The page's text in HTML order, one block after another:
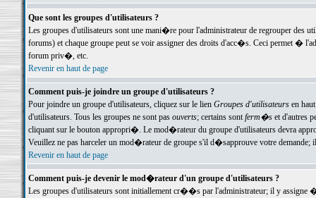
Que sont les groupes d'utilisateurs ?
Les groupes d'utilisateurs sont une mani�re pour l'administrateur de regrouper des
forums) et chaque groupe peut se voir assigner des droits d'acc�s. Ceci permet
forum priv�, etc.
Revenir en haut de page
Comment puis-je joindre un groupe d'utilisateurs ?
Pour joindre un groupe d'utilisateurs, cliquez sur le lien Groupes d'utilisateursen haut
d'utilisateurs. Tous les groupes ne sont pas ouverts; certains sontferm�set d'autres
cliquant sur le bouton appropri�. Le mod�rateur du groupe d'utilisateurs devra
Veuillez ne pas harceler un mod�rateur de groupe s'il d�sapprouve votre demande;
Revenir en haut de page
Comment puis-je devenir le mod�rateur d'un groupe d'utilisateurs ?
Les groupes d'utilisateurs sont initiallement cr��s par l'administrateur; il y